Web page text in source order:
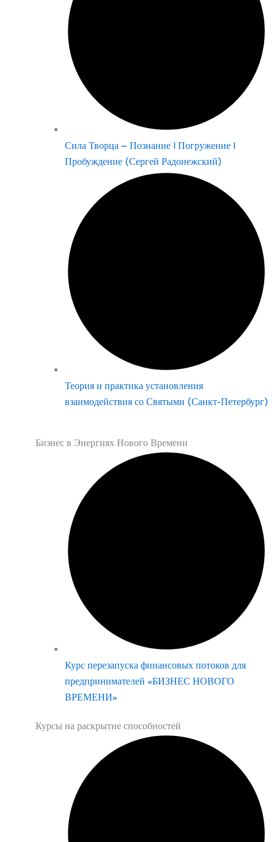
Сила Творца – Познание | Погружение |
Пробуждение (Сергей Радонежский)
Теория и практика установления
взаимодействия со Святыми (Санкт-Петербург)
Бизнес в Энергиях Нового Времени
Курс перезапуска финансовых потоков для
предпринимателей «БИЗНЕС НОВОГО
ВРЕМЕНИ»
Курсы на раскрытие способностей